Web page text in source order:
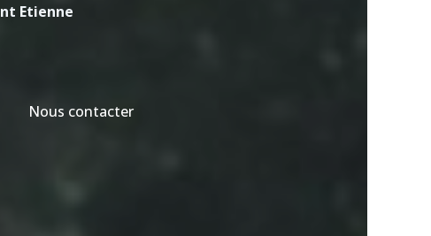
Etienne
Nous contacter